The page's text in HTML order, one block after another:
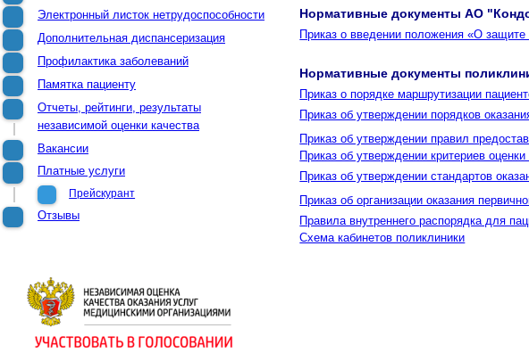
Электронный листок нетрудоспособности
Дополнительная диспансеризация
Профилактика заболеваний
Памятка пациенту
Отчеты, рейтинги, результаты
независимой оценки качества
Вакансии
Платные услуги
Прейскурант
Отзывы
Нормативные документы АО
Приказ о введении положения «О
Нормативные документы
Приказ о порядке маршрутизации
Приказ об утверждении порядков
Приказ об утверждении правил
Приказ об утверждении критериев
Приказ об утверждении стандартов
Приказ об организации оказания
Правила внутреннего распорядка для
Схема кабинетов поликлиники